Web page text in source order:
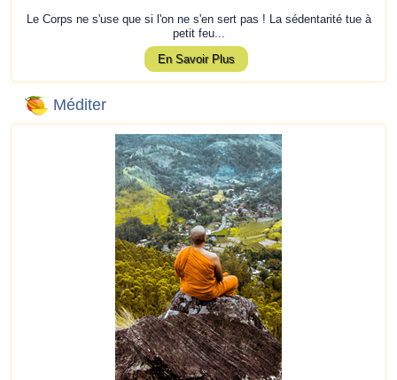
Le Corps ne s'use que si l'on ne s'en sert pas ! La sédentarité tue à
petit feu...
En Savoir Plus
Méditer